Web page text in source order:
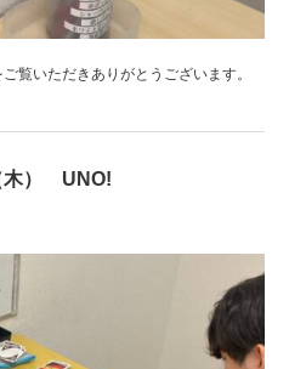
覧いただきありがとうございます。
木） UNO!